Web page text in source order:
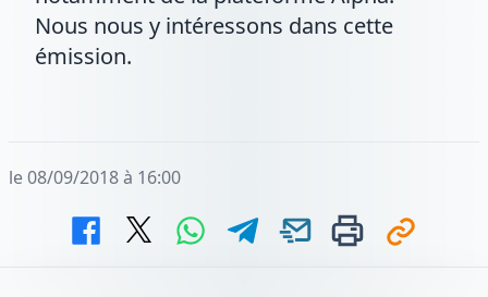
Nous nous y intéressons dans cette
émission.
le 08/09/2018 à 16:00